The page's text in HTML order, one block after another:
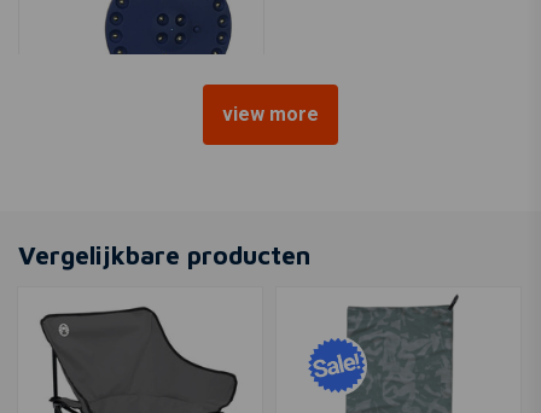
€20,05
view more
Vergelijkbare producten